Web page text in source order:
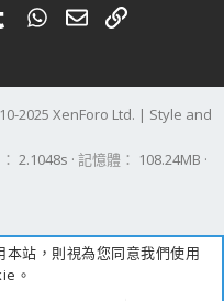
TumblrWhatsApp
電子郵件
連結
2025 XenForo Ltd. | Style and
2.1048s 記憶體 108.24MB
站，則視為您同意我們使用
。